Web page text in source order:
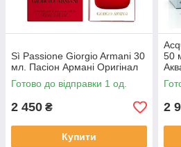
Sì Passione Giorgio Armani 30
мл. Пасіон Армані Оригінал
Готово до відправки 1 од.
2 450 ₴
Купити
50
2